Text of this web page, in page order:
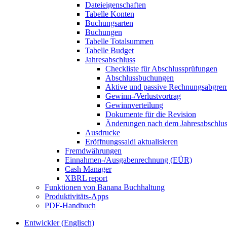
Dateieigenschaften
Tabelle Konten
Buchungsarten
Buchungen
Tabelle Totalsummen
Tabelle Budget
Jahresabschluss
Checkliste für Abschlussprüfungen
Abschlussbuchungen
Aktive und passive
Gewinn-/Verlustvortrag
Gewinnverteilung
Dokumente für die Revision
Änderungen nach dem
Ausdrucke
Eröffnungssaldi aktualisieren
Fremdwährungen
Einnahmen-/Ausgabenrechnung (EÜR)
Cash Manager
XBRL report
Funktionen von Banana Buchhaltung
Produktivitäts-Apps
PDF-Handbuch
Entwickler (Englisch)